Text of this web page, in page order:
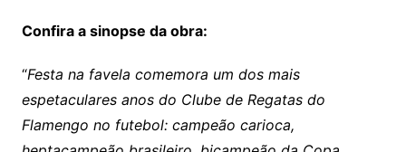
Confira a sinopse da obra:
“Festa na favela comemora um dos mais
espetaculares anos do Clube de Regatas do
Flamengo no futebol: campeão carioca,